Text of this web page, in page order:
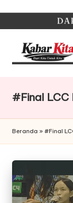
content
a
a
r
K
it
a
Untuk
#Final LCC
Beranda » #Final